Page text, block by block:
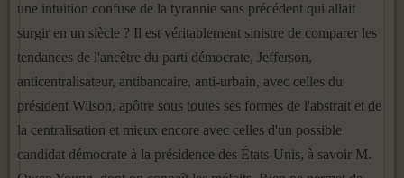
une intuition confuse de la tyrannie sans précédent qui allait
surgir en un siècle ? Il est véritablement sinistre de comparer les
tendances de l'ancêtre du parti démocrate, Jefferson,
anticentralisateur, antibancaire, anti-urbain, avec celles du
président Wilson, apôtre sous toutes ses formes de l'abstrait et de
la centralisation et mieux encore avec celles d'un possible
candidat démocrate à la présidence des États-Unis, à savoir M.